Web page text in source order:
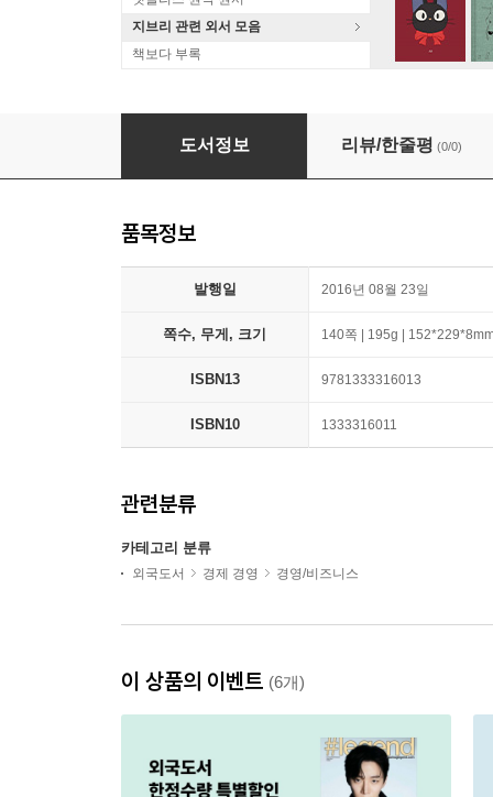
지브리 관련 외서 모음
책보다 부록
The Future of the Railroads: Historic and
도서정보 리뷰/한줄평 (0/0)
품목정보
발행일 2016년 08월 23일
쪽수, 무게, 크기 140쪽 | 195g |
ISBN13 9781333316013
ISBN10 1333316011
관련분류
카테고리 분류
외국도서 경제 경영 경영/비즈니스
이 상품의 이벤트 (6개)